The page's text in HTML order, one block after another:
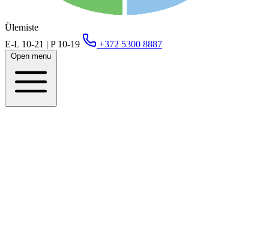
Ülemiste
E-L 10-21 | P 10-19
+372 5300 8887
Open menu